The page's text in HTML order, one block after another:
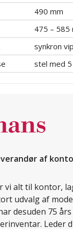
490 mm
475 – 585
synkron
stel med
af
vi alt til kontor,
udvalg af
desuden 75
Leder